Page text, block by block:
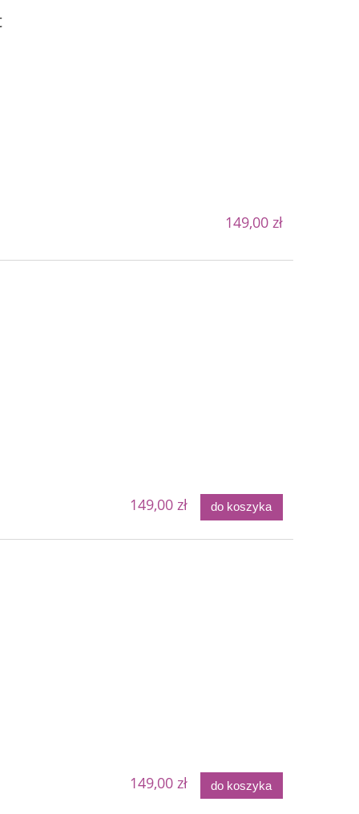
149,00 zł
149,00 zł do koszyka
149,00 zł do koszyka